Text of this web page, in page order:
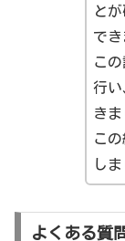
と
でき
こ
行い
きま
こ
しま
よくある質